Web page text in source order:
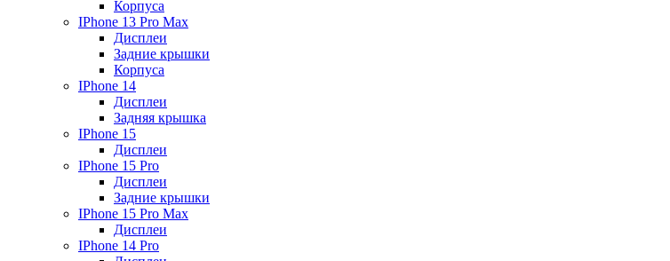
Корпуса
IPhone 13 Pro Max
Дисплеи
Задние крышки
Корпуса
IPhone 14
Дисплеи
Задняя крышка
IPhone 15
Дисплеи
IPhone 15 Pro
Дисплеи
Задние крышки
IPhone 15 Pro Max
Дисплеи
IPhone 14 Pro